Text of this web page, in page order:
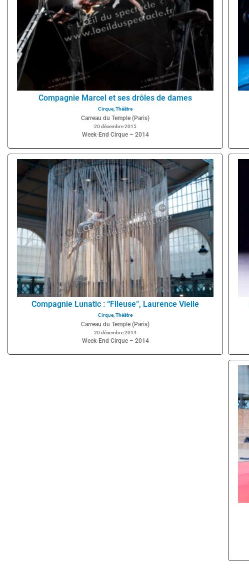
Compagnie Marcel et ses drôles de dames
Cirque,Théâtre
Carreau du Temple (Paris)
20 décembre 2015
Week-End Cirque – 2014
Compagnie Lunatic : “Fileuse”, Laurence Vielle
Cirque,Théâtre
Carreau du Temple (Paris)
20 décembre 2014
Week-End Cirque – 2014